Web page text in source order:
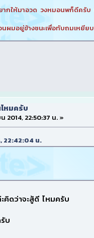
ากให้มาอวด วงหมอนพก็ดีครับ
ผมอยู่ข้างชนะเพื่อทับถมเหยีย
หมครับ
2014, 22:50:37 น. »
22:42:04 น.
ดว่าจะสู้ดี ไหมครับ
บ